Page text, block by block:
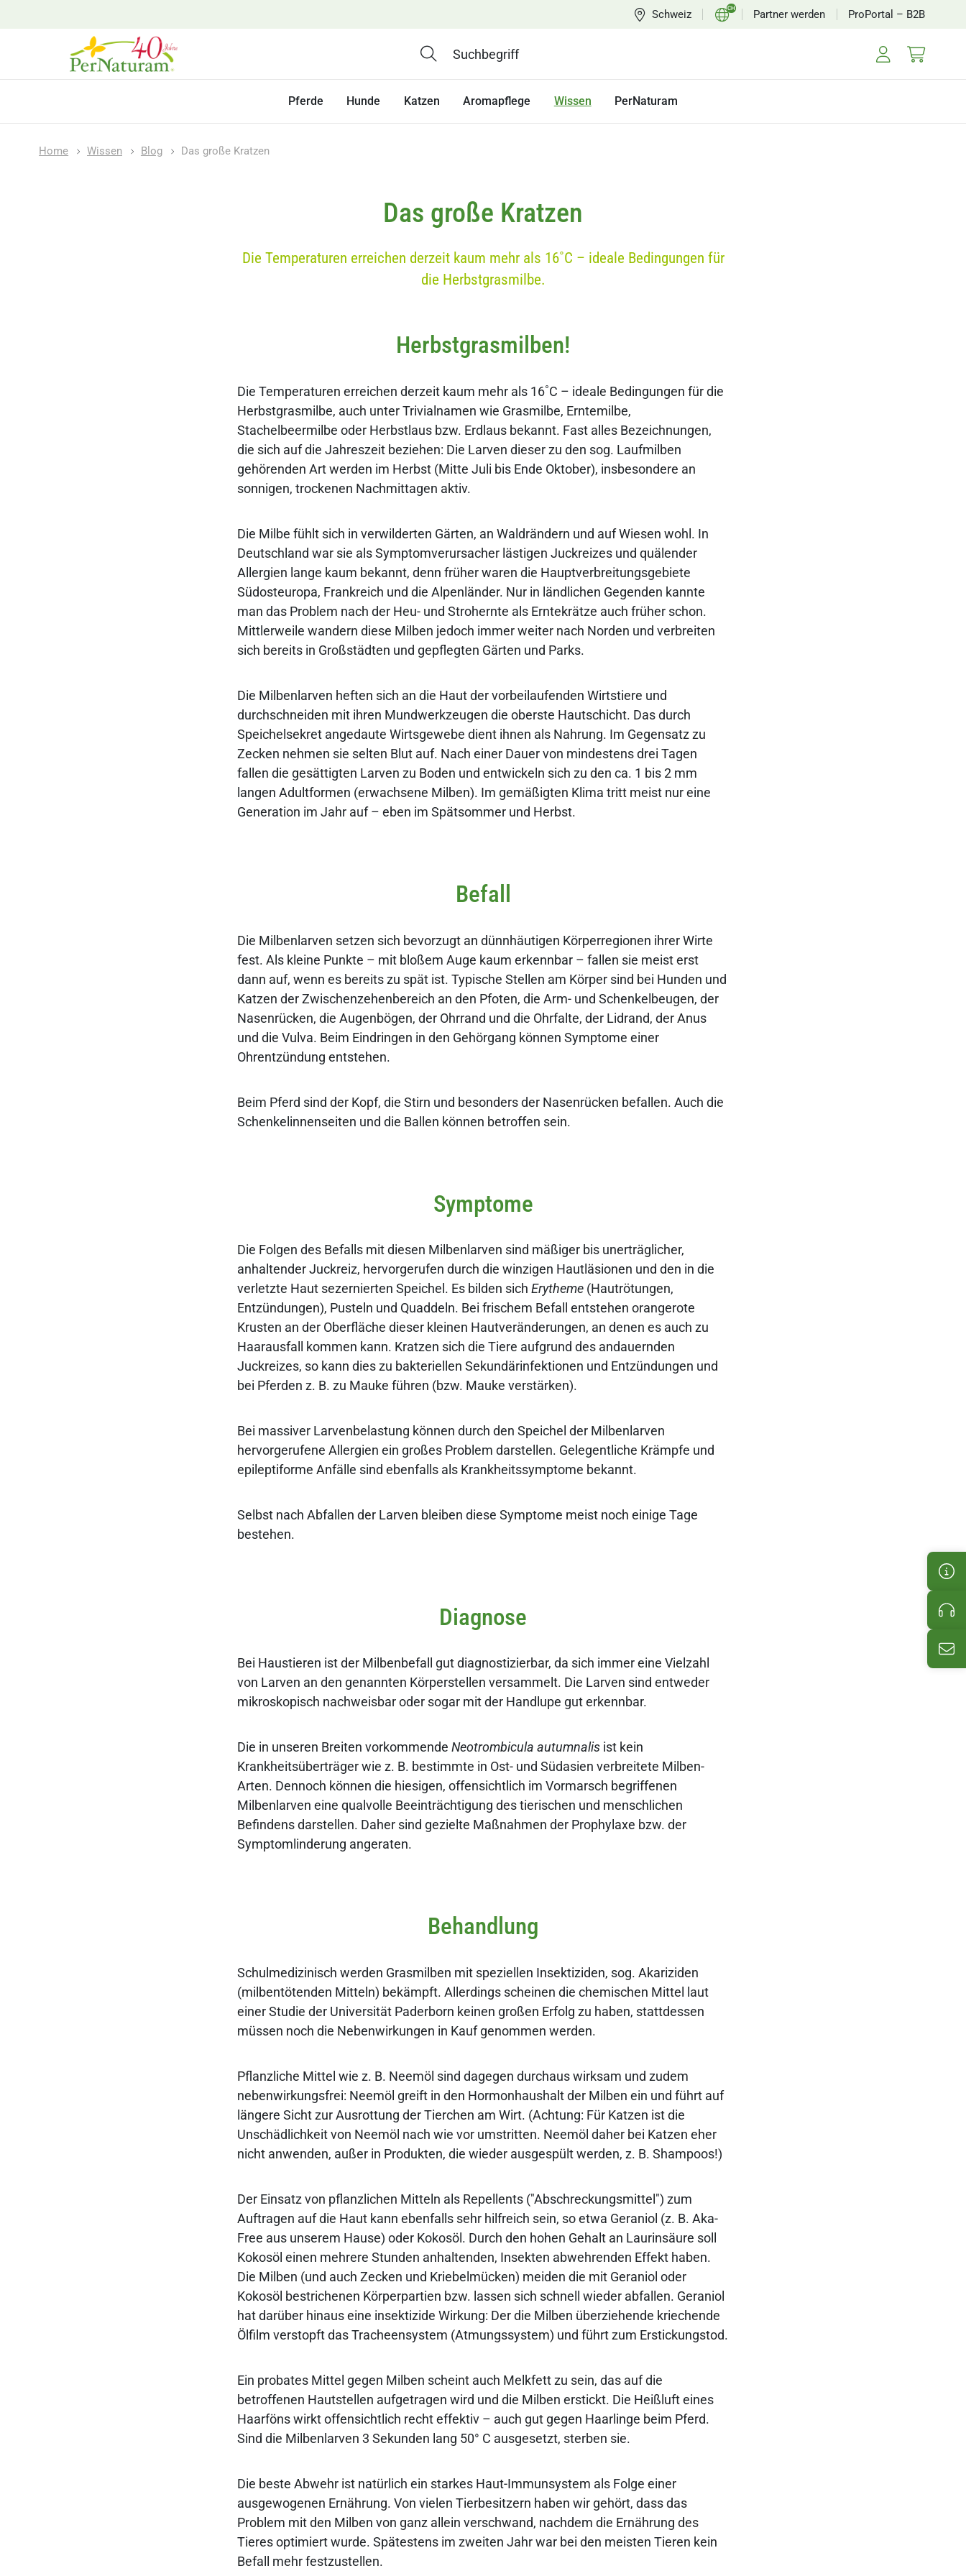
Schweiz CH Partner werden ProPortal – B2B
Pferde Hunde Katzen Aromapflege Wissen PerNaturam
Home Wissen Blog Das große Kratzen
Das große Kratzen
Die Temperaturen erreichen derzeit kaum mehr als 16˚C – ideale Bedingungen für
die Herbstgrasmilbe.
Herbstgrasmilben!
Die Temperaturen erreichen derzeit kaum mehr als 16˚C – ideale Bedingungen für die
Herbstgrasmilbe, auch unter Trivialnamen wie Grasmilbe, Erntemilbe,
Stachelbeermilbe oder Herbstlaus bzw. Erdlaus bekannt. Fast alles Bezeichnungen,
die sich auf die Jahreszeit beziehen: Die Larven dieser zu den sog. Laufmilben
gehörenden Art werden im Herbst (Mitte Juli bis Ende Oktober), insbesondere an
sonnigen, trockenen Nachmittagen aktiv.
Die Milbe fühlt sich in verwilderten Gärten, an Waldrändern und auf Wiesen wohl. In
Deutschland war sie als Symptomverursacher lästigen Juckreizes und quälender
Allergien lange kaum bekannt, denn früher waren die Hauptverbreitungsgebiete
Südosteuropa, Frankreich und die Alpenländer. Nur in ländlichen Gegenden kannte
man das Problem nach der Heu- und Strohernte als Erntekrätze auch früher schon.
Mittlerweile wandern diese Milben jedoch immer weiter nach Norden und verbreiten
sich bereits in Großstädten und gepflegten Gärten und Parks.
Die Milbenlarven heften sich an die Haut der vorbeilaufenden Wirtstiere und
durchschneiden mit ihren Mundwerkzeugen die oberste Hautschicht. Das durch
Speichelsekret angedaute Wirtsgewebe dient ihnen als Nahrung. Im Gegensatz zu
Zecken nehmen sie selten Blut auf. Nach einer Dauer von mindestens drei Tagen
fallen die gesättigten Larven zu Boden und entwickeln sich zu den ca. 1 bis 2 mm
langen Adultformen (erwachsene Milben). Im gemäßigten Klima tritt meist nur eine
Generation im Jahr auf – eben im Spätsommer und Herbst.
Befall
Die Milbenlarven setzen sich bevorzugt an dünnhäutigen Körperregionen ihrer Wirte
fest. Als kleine Punkte – mit bloßem Auge kaum erkennbar – fallen sie meist erst
dann auf, wenn es bereits zu spät ist. Typische Stellen am Körper sind bei Hunden und
Katzen der Zwischenzehenbereich an den Pfoten, die Arm- und Schenkelbeugen, der
Nasenrücken, die Augenbögen, der Ohrrand und die Ohrfalte, der Lidrand, der Anus
und die Vulva. Beim Eindringen in den Gehörgang können Symptome einer
Ohrentzündung entstehen.
Beim Pferd sind der Kopf, die Stirn und besonders der Nasenrücken befallen. Auch die
Schenkelinnenseiten und die Ballen können betroffen sein.
Symptome
Die Folgen des Befalls mit diesen Milbenlarven sind mäßiger bis unerträglicher,
anhaltender Juckreiz, hervorgerufen durch die winzigen Hautläsionen und den in die
verletzte Haut sezernierten Speichel. Es bilden sich Erytheme (Hautrötungen,
Entzündungen), Pusteln und Quaddeln. Bei frischem Befall entstehen orangerote
Krusten an der Oberfläche dieser kleinen Hautveränderungen, an denen es auch zu
Haarausfall kommen kann. Kratzen sich die Tiere aufgrund des andauernden
Juckreizes, so kann dies zu bakteriellen Sekundärinfektionen und Entzündungen und
bei Pferden z. B. zu Mauke führen (bzw. Mauke verstärken).
Bei massiver Larvenbelastung können durch den Speichel der Milbenlarven
hervorgerufene Allergien ein großes Problem darstellen. Gelegentliche Krämpfe und
epileptiforme Anfälle sind ebenfalls als Krankheitssymptome bekannt.
Selbst nach Abfallen der Larven bleiben diese Symptome meist noch einige Tage
bestehen.
Diagnose
Bei Haustieren ist der Milbenbefall gut diagnostizierbar, da sich immer eine Vielzahl
von Larven an den genannten Körperstellen versammelt. Die Larven sind entweder
mikroskopisch nachweisbar oder sogar mit der Handlupe gut erkennbar.
Die in unseren Breiten vorkommende Neotrombicula autumnalis ist kein
Krankheitsüberträger wie z. B. bestimmte in Ost- und Südasien verbreitete Milben-
Arten. Dennoch können die hiesigen, offensichtlich im Vormarsch begriffenen
Milbenlarven eine qualvolle Beeinträchtigung des tierischen und menschlichen
Befindens darstellen. Daher sind gezielte Maßnahmen der Prophylaxe bzw. der
Symptomlinderung angeraten.
Behandlung
Schulmedizinisch werden Grasmilben mit speziellen Insektiziden, sog. Akariziden
(milbentötenden Mitteln) bekämpft. Allerdings scheinen die chemischen Mittel laut
einer Studie der Universität Paderborn keinen großen Erfolg zu haben, stattdessen
müssen noch die Nebenwirkungen in Kauf genommen werden.
Pflanzliche Mittel wie z. B. Neemöl sind dagegen durchaus wirksam und zudem
nebenwirkungsfrei: Neemöl greift in den Hormonhaushalt der Milben ein und führt auf
längere Sicht zur Ausrottung der Tierchen am Wirt. (Achtung: Für Katzen ist die
Unschädlichkeit von Neemöl nach wie vor umstritten. Neemöl daher bei Katzen eher
nicht anwenden, außer in Produkten, die wieder ausgespült werden, z. B. Shampoos!)
Der Einsatz von pflanzlichen Mitteln als Repellents ("Abschreckungsmittel") zum
Auftragen auf die Haut kann ebenfalls sehr hilfreich sein, so etwa Geraniol (z. B. Aka-
Free aus unserem Hause) oder Kokosöl. Durch den hohen Gehalt an Laurinsäure soll
Kokosöl einen mehrere Stunden anhaltenden, Insekten abwehrenden Effekt haben.
Die Milben (und auch Zecken und Kriebelmücken) meiden die mit Geraniol oder
Kokosöl bestrichenen Körperpartien bzw. lassen sich schnell wieder abfallen. Geraniol
hat darüber hinaus eine insektizide Wirkung: Der die Milben überziehende kriechende
Ölfilm verstopft das Tracheensystem (Atmungssystem) und führt zum Erstickungstod.
Ein probates Mittel gegen Milben scheint auch Melkfett zu sein, das auf die
betroffenen Hautstellen aufgetragen wird und die Milben erstickt. Die Heißluft eines
Haarföns wirkt offensichtlich recht effektiv – auch gut gegen Haarlinge beim Pferd.
Sind die Milbenlarven 3 Sekunden lang 50° C ausgesetzt, sterben sie.
Die beste Abwehr ist natürlich ein starkes Haut-Immunsystem als Folge einer
ausgewogenen Ernährung. Von vielen Tierbesitzern haben wir gehört, dass das
Problem mit den Milben von ganz allein verschwand, nachdem die Ernährung des
Tieres optimiert wurde. Spätestens im zweiten Jahr war bei den meisten Tieren kein
Befall mehr festzustellen.
E-